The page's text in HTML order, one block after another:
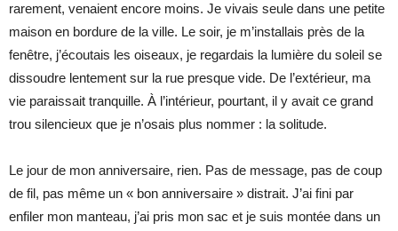
rarement, venaient encore moins. Je vivais seule dans une petite
maison en bordure de la ville. Le soir, je m’installais près de la
fenêtre, j’écoutais les oiseaux, je regardais la lumière du soleil se
dissoudre lentement sur la rue presque vide. De l’extérieur, ma
vie paraissait tranquille. À l’intérieur, pourtant, il y avait ce grand
trou silencieux que je n’osais plus nommer : la solitude.
Le jour de mon anniversaire, rien. Pas de message, pas de coup
de fil, pas même un « bon anniversaire » distrait. J’ai fini par
enfiler mon manteau, j’ai pris mon sac et je suis montée dans un